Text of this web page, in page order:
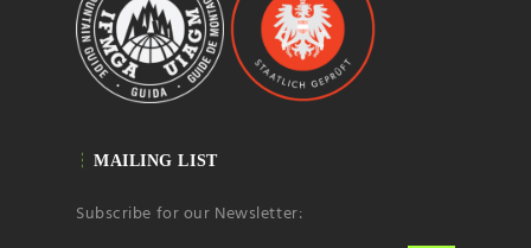
MAILING LIST
Subscribe for our Newsletter: